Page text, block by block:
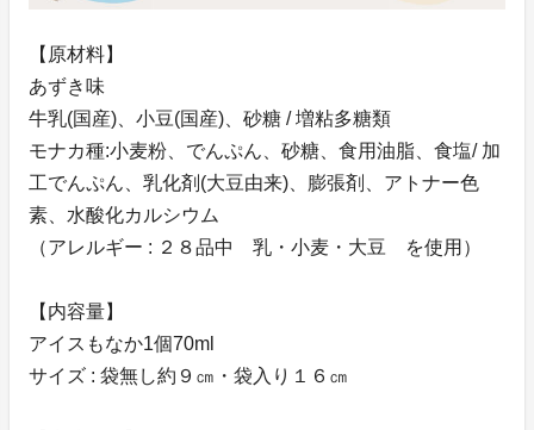
【原材料】
あずき味
牛乳(国産)、小豆(国産)、砂糖 / 増粘多糖類
モナカ種:小麦粉、でんぷん、砂糖、食用油脂、食塩/ 加
工でんぷん、乳化剤(大豆由来)、膨張剤、アトナー色
素、水酸化カルシウム
（アレルギー : ２８品中 乳・小麦・大豆 を使用）
【内容量】
アイスもなか1個70ml
サイズ : 袋無し約９㎝・袋入り１６㎝